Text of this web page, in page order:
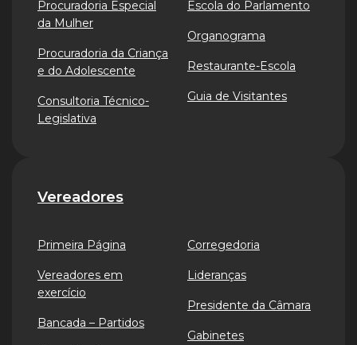
Procuradoria Especial
da Mulher
Procuradoria da Criança
e do Adolescente
Consultoria Técnico-
Legislativa
Escola do Parlamento
Organograma
Restaurante-Escola
Guia de Visitantes
Vereadores
Primeira Página
Vereadores em
exercício
Bancada – Partidos
Corregedoria
Lideranças
Presidente da Câmara
Gabinetes